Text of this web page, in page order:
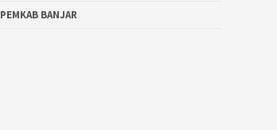
PEMKAB BANJAR